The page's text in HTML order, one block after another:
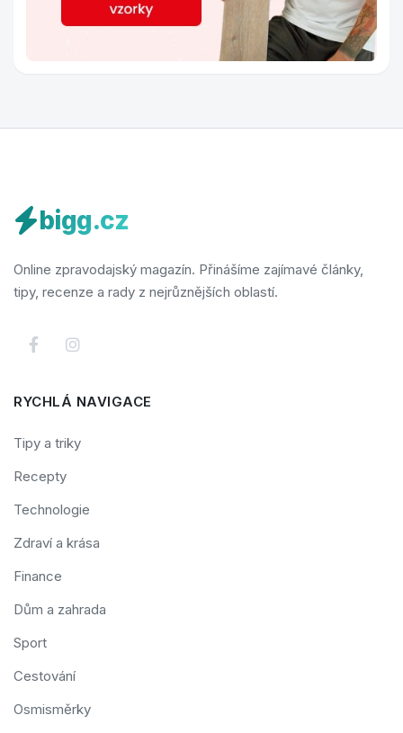
bigg.cz
Online zpravodajský magazín. Přinášíme zajímavé články,
tipy, recenze a rady z nejrůznějších oblastí.
RYCHLÁ NAVIGACE
Tipy a triky
Recepty
Technologie
Zdraví a krása
Finance
Dům a zahrada
Sport
Cestování
Osmisměrky